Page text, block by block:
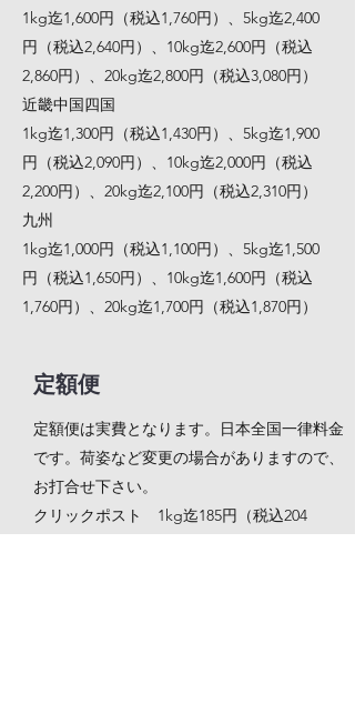
1kg迄1,600円（税込1,760円）、5kg迄2,400
円（税込2,640円）、10kg迄2,600円（税込
2,860円）、20kg迄2,800円（税込3,080円）
近畿中国四国
1kg迄1,300円（税込1,430円）、5kg迄1,900
円（税込2,090円）、10kg迄2,000円（税込
2,200円）、20kg迄2,100円（税込2,310円）
九州
1kg迄1,000円（税込1,100円）、5kg迄1,500
円（税込1,650円）、10kg迄1,600円（税込
1,760円）、20kg迄1,700円（税込1,870円）
定額便
定額便は実費となります。日本全国一律料金
です。荷姿など変更の場合がありますので、
お打合せ下さい。
クリックポスト 1kg迄185円（税込204